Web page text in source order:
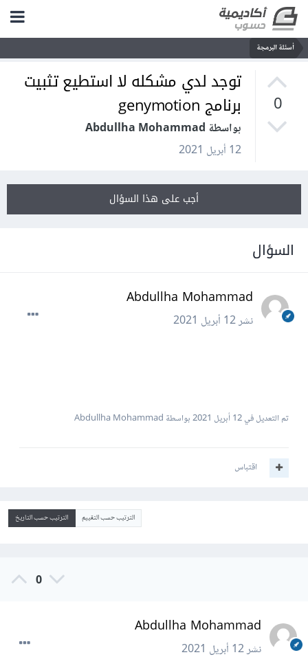
أسئلة البرمجة
0
توجد لدي مشكله لا استطيع تثبيت
برنامج genymotion
بواسطة Abdullha Mohammad
12 أبريل 2021
أجب على هذا السؤال
السؤال
Abdullha Mohammad
نشر12 أبريل 2021
تم التعديل في12 أبريل 2021 بواسطة Abdullha Mohammad
اقتباس
الترتيب حسب التقييم الترتيب حسب التاريخ
0
Abdullha Mohammad
نشر12 أبريل 2021